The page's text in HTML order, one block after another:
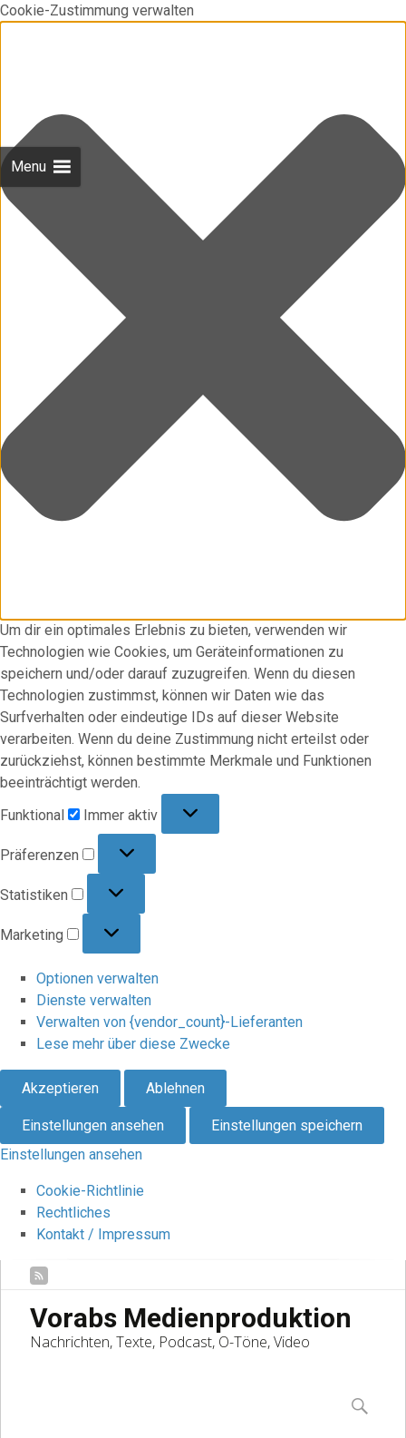
Cookie-Zustimmung verwalten
Um dir ein optimales Erlebnis zu bieten, verwenden wir
Technologien wie Cookies, um Geräteinformationen zu
speichern und/oder darauf zuzugreifen. Wenn du diesen
Technologien zustimmst, können wir Daten wie das
Surfverhalten oder eindeutige IDs auf dieser Website
verarbeiten. Wenn du deine Zustimmung nicht erteilst oder
zurückziehst, können bestimmte Merkmale und Funktionen
beeinträchtigt werden.
Funktional
Immer aktiv
Präferenzen
Statistiken
Marketing
Optionen verwalten
Dienste verwalten
Verwalten von {vendor_count}-Lieferanten
Lese mehr über diese Zwecke
Akzeptieren Ablehnen
Einstellungen ansehen
Einstellungen speichern
Einstellungen ansehen
Cookie-Richtlinie
Rechtliches
Kontakt / Impressum
Vorabs Medienproduktion
Nachrichten, Texte, Podcast, O-Töne, Video
Menu
content
Suchen
nach: